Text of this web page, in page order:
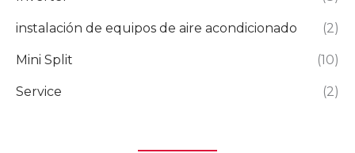
instalación de equipos de aire acondicionado (2)
Mini Split (10)
Service (2)